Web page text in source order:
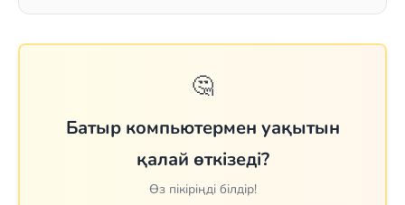
🤔
Батыр компьютермен уақытын
қалай өткізеді?
Өз пікіріңді білдір!